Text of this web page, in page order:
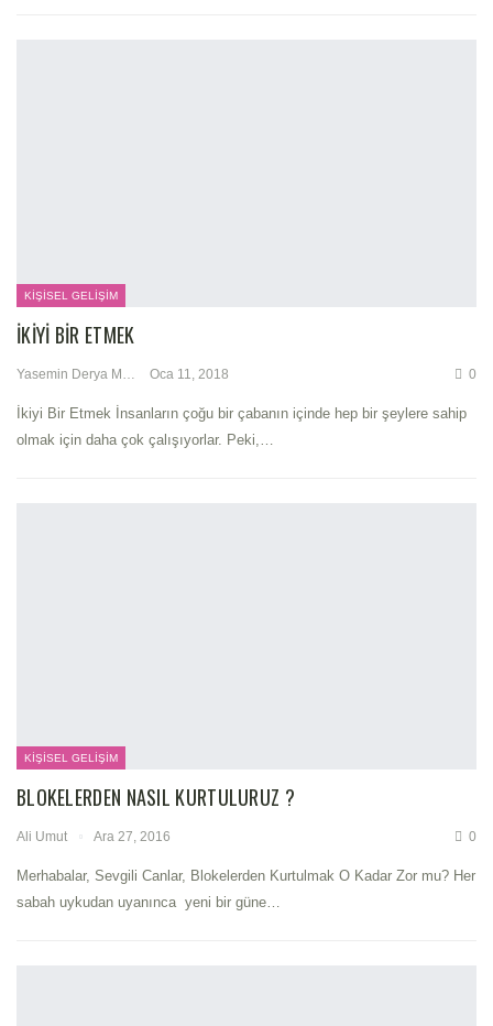
KIŞISEL GELIŞIM
İKIYI BIR ETMEK
Yasemin Derya Metin Oca 11, 2018 0
İkiyi Bir Etmek İnsanların çoğu bir çabanın içinde hep bir şeylere sahip
olmak için daha çok çalışıyorlar. Peki,…
KIŞISEL GELIŞIM
BLOKELERDEN NASIL KURTULURUZ ?
Ali Umut Ara 27, 2016 0
Merhabalar, Sevgili Canlar, Blokelerden Kurtulmak O Kadar Zor mu? Her
sabah uykudan uyanınca yeni bir güne…